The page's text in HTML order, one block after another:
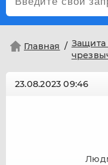
Главная
Защита
23.08.202309:46